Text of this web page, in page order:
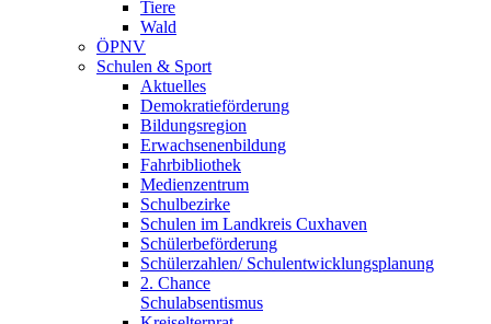
Tiere
Wald
ÖPNV
Schulen & Sport
Aktuelles
Demokratieförderung
Bildungsregion
Erwachsenenbildung
Fahrbibliothek
Medienzentrum
Schulbezirke
Schulen im Landkreis Cuxhaven
Schülerbeförderung
Schülerzahlen/ Schulentwicklungsplanung
2. Chance
Schulabsentismus